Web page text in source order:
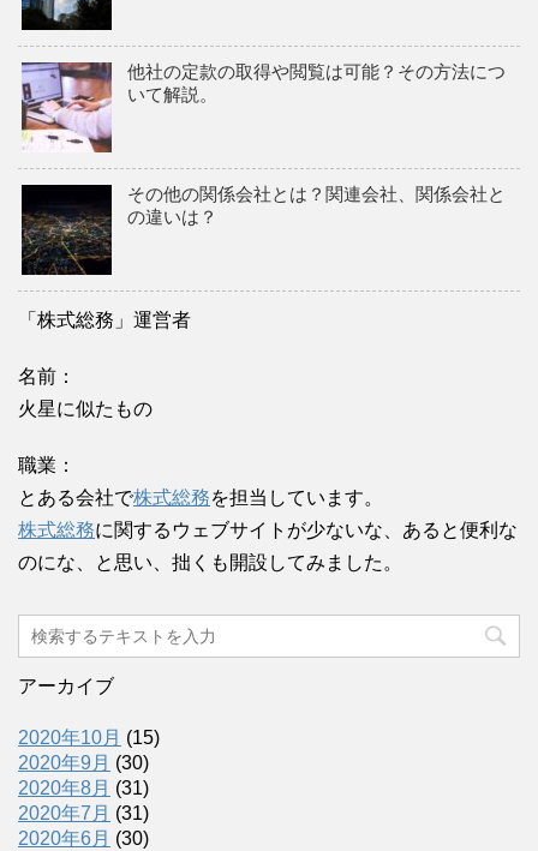
他社の定款の取得や閲覧は可能？その方法につ
いて解説。
その他の関係会社とは？関連会社、関係会社と
の違いは？
「株式総務」運営者
名前：
火星に似たもの
職業：
とある会社で株式総務を担当しています。
株式総務に関するウェブサイトが少ないな、あると便利な
のにな、と思い、拙くも開設してみました。
アーカイブ
2020年10月 (15)
2020年9月 (30)
2020年8月 (31)
2020年7月 (31)
2020年6月 (30)